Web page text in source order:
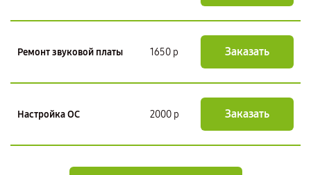
Ремонт звуковой платы 1650 р Заказать
Настройка ОС 2000 р Заказать